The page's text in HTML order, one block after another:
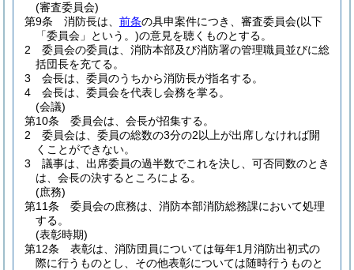
(審査委員会)
第9条
消防長は、 前条の具申案件につき、審査委員会(以下
「委員会」という。)の意見を聴くものとする。
2
委員会の委員は、消防本部及び消防署の管理職員並びに総
括団長を充てる。
3
会長は、委員のうちから消防長が指名する。
4
会長は、委員会を代表し会務を掌る。
(会議)
第10条
委員会は、会長が招集する。
2
委員会は、委員の総数の3分の2以上が出席しなければ開
くことができない。
3
議事は、出席委員の過半数でこれを決し、可否同数のとき
は、会長の決するところによる。
(庶務)
第11条
委員会の庶務は、消防本部消防総務課において処理
する。
(表彰時期)
第12条
表彰は、消防団員については毎年1月消防出初式の
際に行うものとし、その他表彰については随時行うものと